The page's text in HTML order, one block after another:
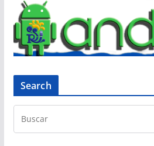
Search